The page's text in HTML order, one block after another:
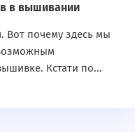
в вышивании
почему здесь мы
Кстати по...